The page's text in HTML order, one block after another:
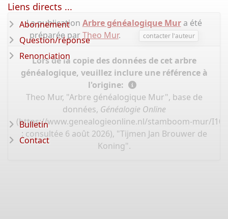
La publication Arbre généalogique Mura été
préparée parTheo Mur. contacter l'auteur
Lors de la copie des données de cet arbre
généalogique, veuillez inclure une référence à
l'origine:
Theo Mur, "Arbre généalogique Mur", base de
données, Généalogie Online
(https://www.genealogieonline.nl/stamboom-mur/
: consultée 6 août 2026), "Tijmen Jan Brouwer de
Koning".
Liens directs ...
Abonnement
Question/réponse
Renonciation
Bulletin
Contact